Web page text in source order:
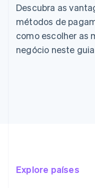
Descubra as
métodos de
como escolher as
negócio neste
Explore países